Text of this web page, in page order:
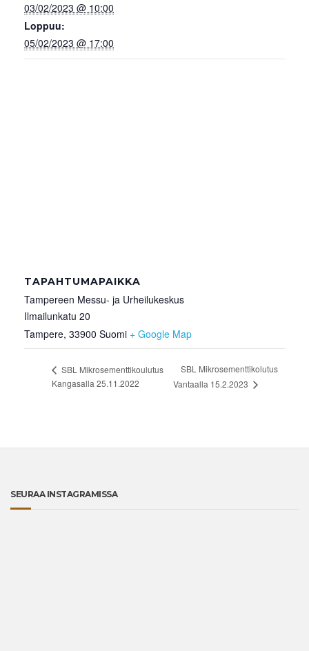
03/02/2023 @ 10:00
Loppuu:
05/02/2023 @ 17:00
TAPAHTUMAPAIKKA
Tampereen Messu- ja Urheilukeskus
Ilmailunkatu 20
Tampere, 33900 Suomi + Google Map
SBL Mikrosementtikoulutus
Kangasalla 25.11.2022
SBL Mikrosementtikolutus
Vantaalla 15.2.2023
SEURAA INSTAGRAMISSA